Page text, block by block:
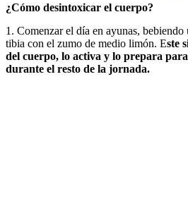
¿Cómo desintoxicar el cuerpo?
1. Comenzar el día en ayunas, bebiendo
tibia con el zumo de medio limón. Este
del cuerpo, lo activa y lo prepara
durante el resto de la jornada.